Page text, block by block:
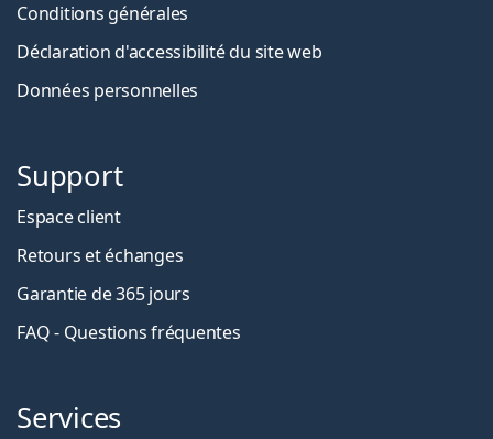
Conditions générales
Déclaration d'accessibilité du site web
Données personnelles
Support
Espace client
Retours et échanges
Garantie de 365 jours
FAQ - Questions fréquentes
Services